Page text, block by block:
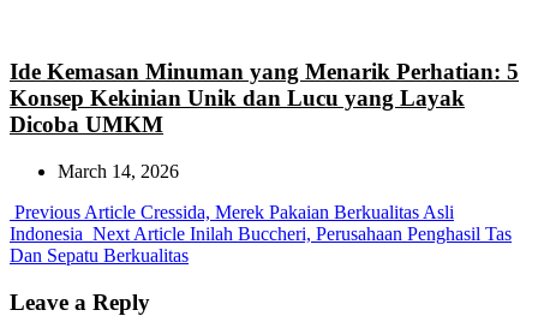
Ide Kemasan Minuman yang Menarik Perhatian: 5
Konsep Kekinian Unik dan Lucu yang Layak
Dicoba UMKM
March 14, 2026
Previous Article Previous
Post:
Cressida, Merek Pakaian Berkualitas Asli
Indonesia Next Article Next
Inilah Buccheri, Perusahaan Penghasil Tas
Dan Sepatu Berkualitas
Leave a Reply